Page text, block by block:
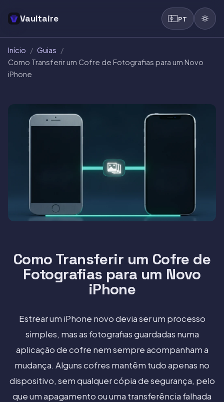
Vaultaire PT
Início / Guias /
Como Transferir um Cofre de Fotografias para um Novo
iPhone
Como Transferir um Cofre de
Fotografias para um Novo
iPhone
Estrear um iPhone novo devia ser um processo
simples, mas as fotografias guardadas numa
aplicação de cofre nem sempre acompanham a
mudança. Alguns cofres mantêm tudo apenas no
dispositivo, sem qualquer cópia de segurança, pelo
que um apagamento ou uma transferência falhada